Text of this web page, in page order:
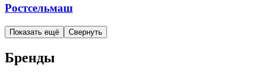
Ростсельмаш
Показать ещё Свернуть
Бренды